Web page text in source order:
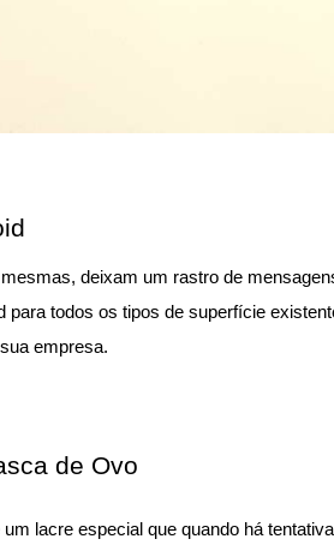
deixam um rastro de
todos os tipos de superfície
empresa.
de Ovo
lacre especial que quando há